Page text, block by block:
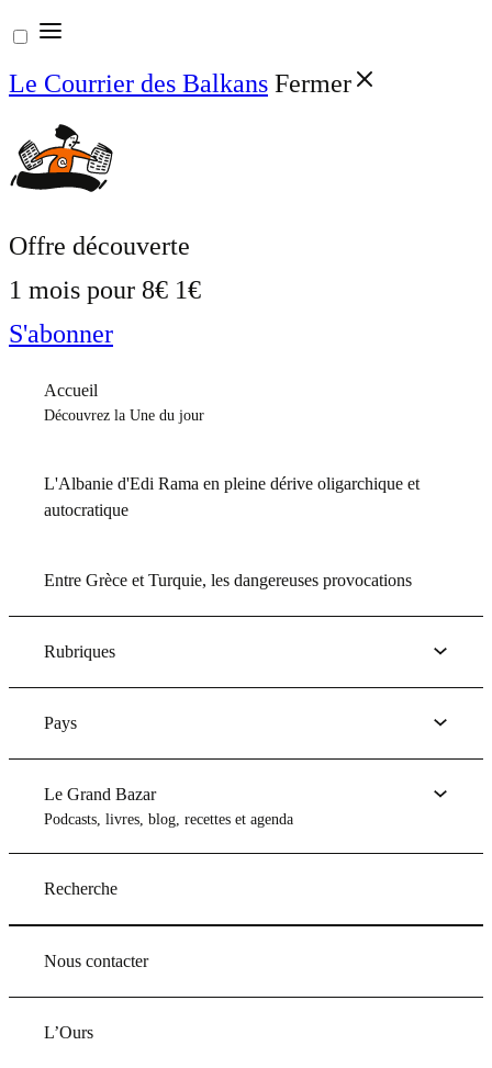
Aller
au
contenu
Le Courrier des Balkans Fermer
Offre découverte
1 mois pour 8€ 1€
S'abonner
Accueil
Découvrez la Une du jour
L'Albanie d'Edi Rama en pleine dérive oligarchique et
autocratique
Entre Grèce et Turquie, les dangereuses provocations
Rubriques
Pays
Le Grand Bazar
Podcasts, livres, blog, recettes et agenda
Recherche
Nous contacter
L’Ours